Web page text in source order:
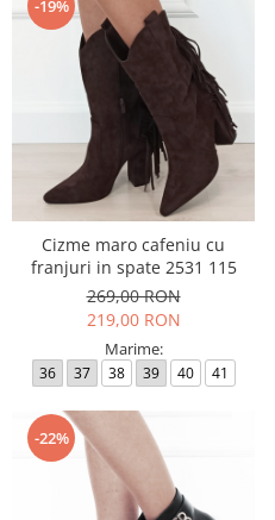
-19%
Cizme maro cafeniu cu
franjuri in spate 2531 115
269,00 RON
219,00 RON
Marime:
36 37 38 39 40 41
-22%